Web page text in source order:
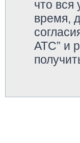
что вся
время,
АТС” и